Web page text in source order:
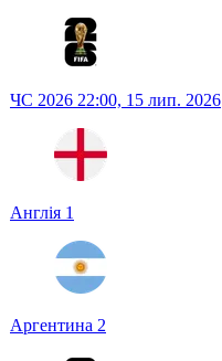
ЧС 2026 22:00, 15 лип. 2026
Англія 1
Аргентина 2